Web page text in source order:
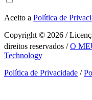
Aceito a Política de
Copyright © 2026 /
direitos reservados /O
Technology
Política de Privacidade /